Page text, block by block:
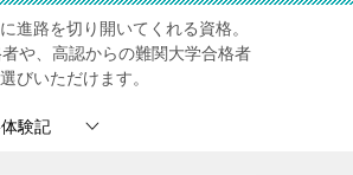
進路を切り開いてくれる資格。
や、高認からの難関大学合格者
びいただけます。
験記